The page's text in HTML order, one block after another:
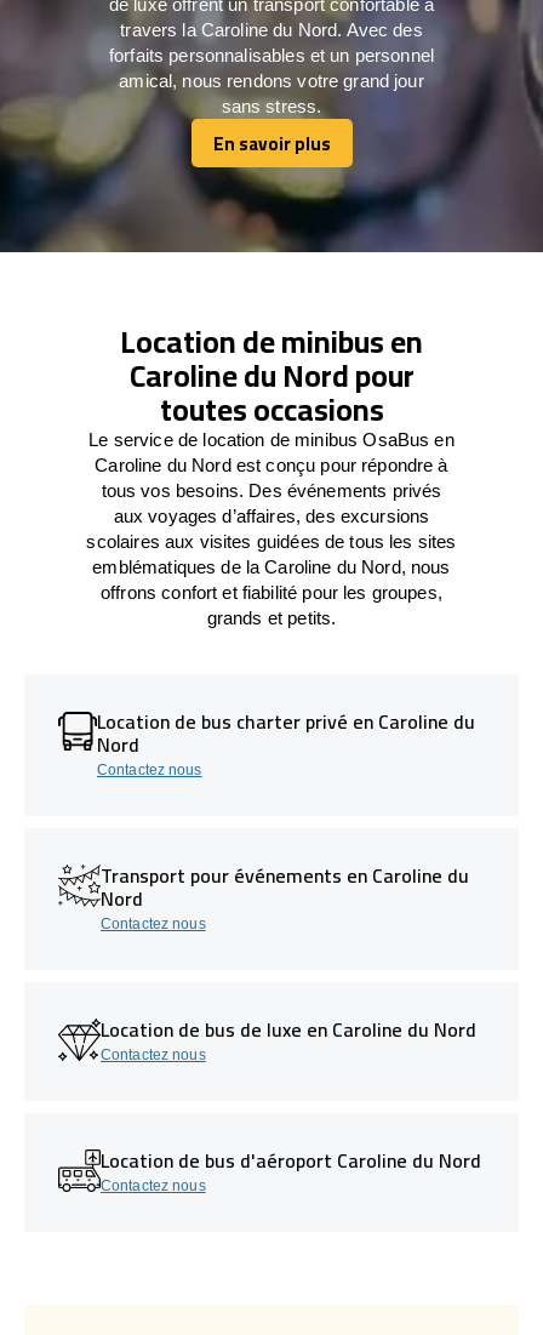
travers la Caroline du Nord. Avec des
forfaits personnalisables et un personnel
amical, nous rendons votre grand jour
sans stress.
En savoir plus
En savoir plus
Location de minibus en
Caroline du Nord pour
toutes occasions
Le service de location de minibus OsaBus en
Caroline du Nord est conçu pour répondre à
tous vos besoins. Des événements privés
aux voyages d’affaires, des excursions
scolaires aux visites guidées de tous les sites
emblématiques de la Caroline du Nord, nous
offrons confort et fiabilité pour les groupes,
grands et petits.
Location de bus charter privé en Caroline du
Nord
Contactez nous
Transport pour événements en Caroline du
Nord
Contactez nous
Location de bus de luxe en Caroline du Nord
Contactez nous
Location de bus d'aéroport Caroline du Nord
Contactez nous